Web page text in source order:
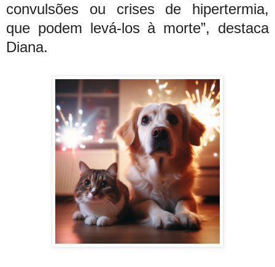
convulsões ou crises de hipertermia,
que podem levá-los à morte”, destaca
Diana.